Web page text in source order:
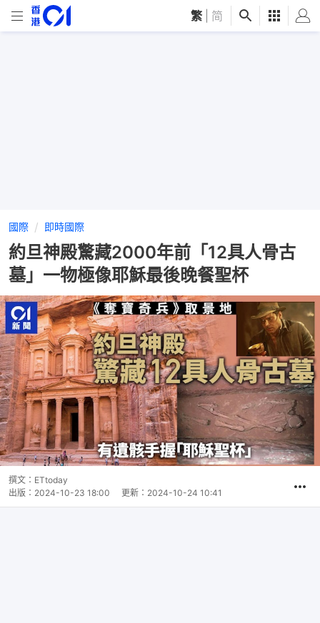
繁 简
國際 即時國際
約旦神殿驚藏2000年前「12具人骨古
墓」一物極像耶穌最後晚餐聖杯
撰文： ETtoday
出版： 2024-10-23 18:00 更新： 2024-10-24 10:41